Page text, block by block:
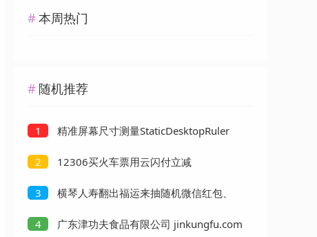
本周热门
随机推荐
1
精准屏幕尺寸测量StaticDesktopRuler
v1.02绿色版
2 12306买火车票用云闪付立减
3
横琴人寿翻出福运来抽随机微信红包、
京东卡 亲测中1.14元
4 广东津功夫食品有限公司 jinkungfu.com